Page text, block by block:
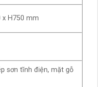
x H750 mm
sơn tĩnh điện, mặt gỗ